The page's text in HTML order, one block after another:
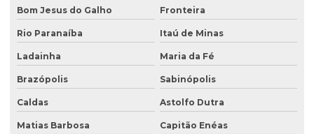
Serviço de sondagem
Sondagem ambiental
Sondagem geofísica
Sondagem geofísica poço artesiano
Sondagem geológica
Bom Jesus do Galho Fronteira
Rio Paranaíba Itaú de Minas
Ladainha Maria da Fé
Brazópolis Sabinópolis
Caldas Astolfo Dutra
Matias Barbosa Capitão Enéas